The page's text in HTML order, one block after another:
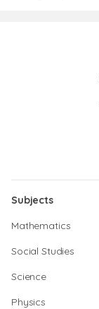
Subjects
Mathematics
Social Studies
Science
Physics